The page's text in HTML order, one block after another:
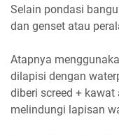
Selain pondasi
dan genset atau
Atapnya
dilapisi dengan
diberi screed +
melindungi lapisan